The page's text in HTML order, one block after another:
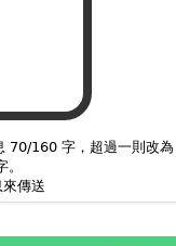
70/160 字，超過一則改為
傳送